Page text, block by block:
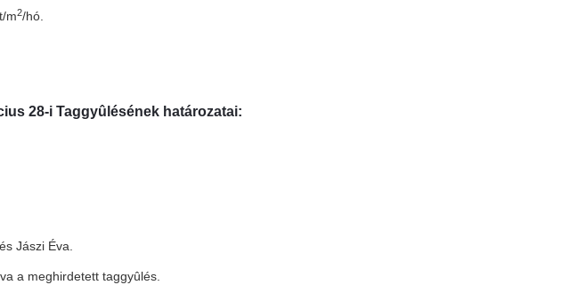
m2/hó.
28-i Taggyûlésének határozatai:
Jászi Éva.
a meghirdetett taggyûlés.